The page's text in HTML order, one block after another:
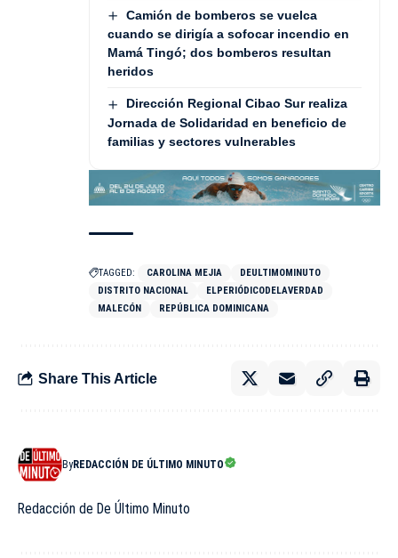
Camión de bomberos se vuelca
cuando se dirigía a sofocar incendio en
Mamá Tingó; dos bomberos resultan
heridos
Dirección Regional Cibao Sur realiza
Jornada de Solidaridad en beneficio de
familias y sectores vulnerables
TAGGED: CAROLINA MEJIA
DEULTIMOMINUTO
DISTRITO NACIONAL
ELPERIÓDICODELAVERDAD
MALECÓN
REPÚBLICA DOMINICANA
Share This Article
ByREDACCIÓN DE ÚLTIMO MINUTO
Redacción de De Último Minuto